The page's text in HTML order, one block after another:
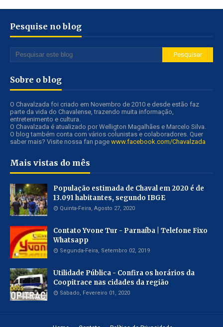
Pesquise no blog
Sobre o blog
O Chavalzada foi criado em Novembro de 2010 e desde estão faz
parte da vida do Chavalense, trazendo muita informação,
entretenimento e cultura.
O Chavalzada é atualizado por Welligton Magalhães e Marcelo Silva.
O blog também conta com vários colunistas e colaboradores. Quer
saber mais? Visite nossa fan page www.facebook.com/Chavalzada
Mais vistas do mês
População estimada de Chaval em 2020 é de
13.091 habitantes, segundo IBGE
Quinta-Feira, Agosto 27, 2020
Contato Yvone Tur - Parnaíba | Telefone Fixo
Whatsapp
Segunda-Feira, Setembro 02, 2019
Utilidade Pública - Confira os horários da
Coopitrace nas cidades da região
Sábado, Fevereiro 01, 2020